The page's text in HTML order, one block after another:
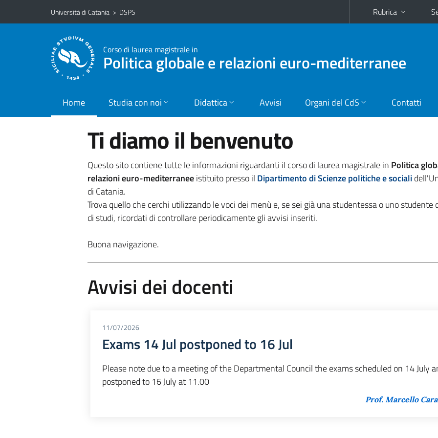
Vai al contenuto principale
Vai al menu di navigazione
Università di Catania > DSPS Rubrica
Corso di laurea magistrale in
Politica globale e relazioni euro-mediterranee
Home Studia con noi Didattica Avvisi Organi del CdS Contatti
Ti diamo il benvenuto
Questo sito contiene tutte le informazioni riguardanti il corso di laurea magistrale in Politica
relazioni euro-mediterraneeistituito presso il Dipartimento di Scienze politiche e sociali
di Catania.
Trova quello che cerchi utilizzando le voci dei menù e, se sei già una studentessa o uno studente
di studi, ricordati di controllare periodicamente gli avvisi inseriti.
Buona navigazione.
Avvisi dei docenti
11/07/2026
Exams 14 Jul postponed to 16 Jul
Please note due to a meeting of the Departmental Council the exams scheduled on 14 July
postponed to 16 July at 11.00
Prof. Marcello